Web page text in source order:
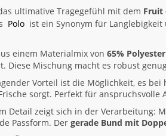
ultimative Tragegefühl mit dem Fruit
Polo ist ein Synonym für
einem Materialmix von 65% Polyester
Diese Mischung macht es robust
Vorteil ist die Möglichkeit, es
sorgt. Perfekt für
Detail zeigt sich in der Verarbeitung:
Passform. Der gerade Bund mit